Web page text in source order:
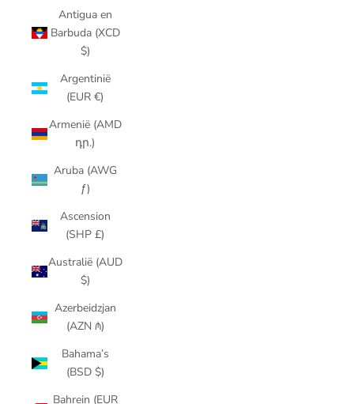
Antigua en
Barbuda (XCD
$)
Argentinië
(EUR €)
Armenië (AMD
դր.)
Aruba (AWG
ƒ)
Ascension
(SHP £)
Australië (AUD
$)
Azerbeidzjan
(AZN ₼)
Bahama’s
(BSD $)
Bahrein (EUR